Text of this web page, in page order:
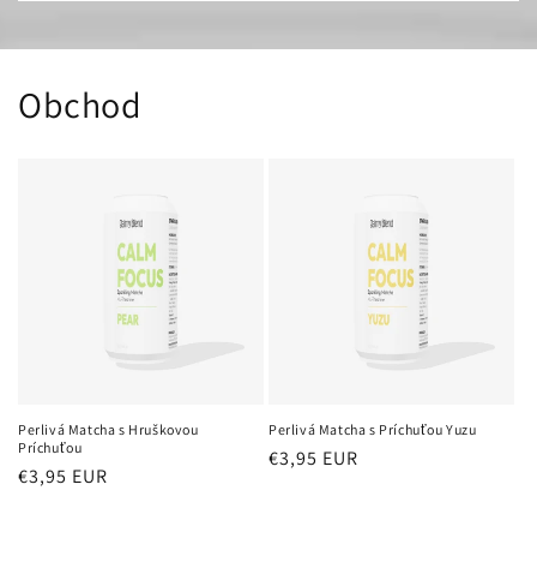
Obchod
Perlivá Matcha s Hruškovou
Príchuťou
Bežná
€3,95 EUR
Perlivá Matcha s Príchuťou Yuzu
Bežná
€3,95 EUR